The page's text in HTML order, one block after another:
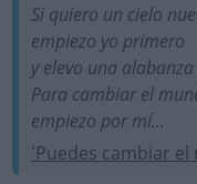
Si quiero un cielo
empiezo yo primero
y elevo una
Para cambiar el
empiezo por mí...
'Puedes cambiar